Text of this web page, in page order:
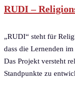
RUDI –
„RUDI“ steht für
dass die Lernenden
Das Projekt versteht
Standpunkte zu